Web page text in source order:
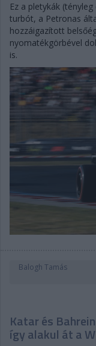
Ez a pletykák
turbót, a Petronas
hozzáigazított
nyomatékgörbével
is.
Balogh Tamás
Katar és
így alakul át a